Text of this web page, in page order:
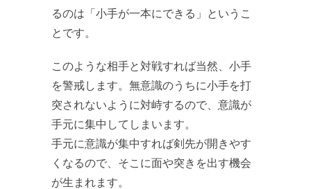
るのは「小手が一本にできる」というこ
とです。
このような相手と対戦すれば当然、小手
を警戒します。無意識のうちに小手を打
突されないように対峙するので、意識が
手元に集中してしまいます。
手元に意識が集中すれば剣先が開きやす
くなるので、そこに面や突きを出す機会
が生まれます。